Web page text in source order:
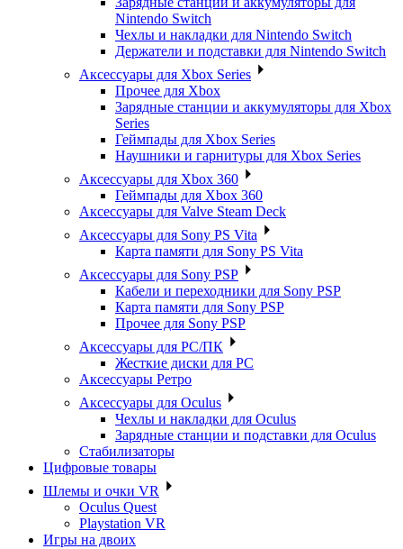
Nintendo Switch
Чехлы и накладки для Nintendo Switch
Держатели и подставки для Nintendo Switch
Аксессуары для Xbox Series
Прочее для Xbox
Зарядные станции и аккумуляторы для Xbox
Series
Геймпады для Xbox Series
Наушники и гарнитуры для Xbox Series
Аксессуары для Xbox 360
Геймпады для Xbox 360
Аксессуары для Valve Steam Deck
Аксессуары для Sony PS Vita
Карта памяти для Sony PS Vita
Аксессуары для Sony PSP
Кабели и переходники для Sony PSP
Карта памяти для Sony PSP
Прочее для Sony PSP
Аксессуары для PC/ПК
Жесткие диски для PC
Аксессуары Ретро
Аксессуары для Oculus
Чехлы и накладки для Oculus
Зарядные станции и подставки для Oculus
Стабилизаторы
Цифровые товары
Шлемы и очки VR
Oculus Quest
Playstation VR
Игры на двоих